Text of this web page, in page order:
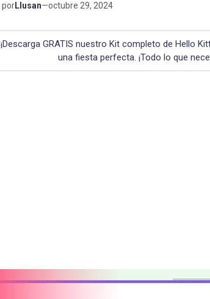
porLlusan—octubre 29, 2024
¡Descarga GRATIS nuestro Kit completo de Hello
una fiesta perfecta. ¡Todo lo que